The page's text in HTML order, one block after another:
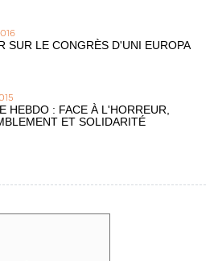
SUR LE CONGRÈS D'UNI EUROPA
HEBDO : FACE À L'HORREUR,
ET SOLIDARITÉ